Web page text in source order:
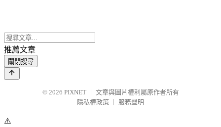
推薦文章
關閉搜尋
© 2026 PIXNET
文章與圖片權利屬原作者所有
隱私權政策
服務聲明
⚠️